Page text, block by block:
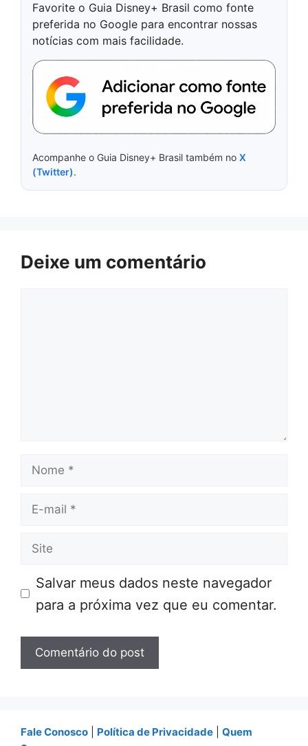
Favorite o Guia Disney+ Brasil como fonte
preferida no Google para encontrar nossas
notícias com mais facilidade.
Acompanhe o Guia Disney+ Brasil também no X
(Twitter).
Deixe um comentário
Nome
E-
Site
Salvar meus dados neste navegador
para a próxima vez que eu comentar.
Fale Conosco Política de Privacidade
Quem